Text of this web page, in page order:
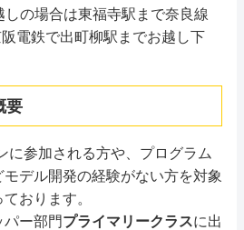
の場合は東福寺駅まで奈良線
電鉄で出町柳駅までお越し下
要
に参加される方や、プログラム
デル開発の経験がない方を対象
おります。
ー部門プライマリークラスに出